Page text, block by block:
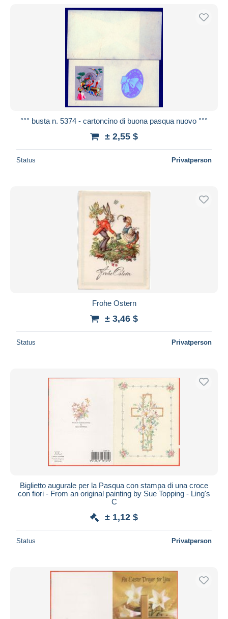
°°° busta n. 5374 - cartoncino di buona pasqua nuovo °°°
± 2,55 $
Status Privatperson
Frohe Ostern
± 3,46 $
Status Privatperson
Biglietto augurale per la Pasqua con stampa di una croce
con fiori - From an original painting by Sue Topping - Ling's
C
± 1,12 $
Status Privatperson